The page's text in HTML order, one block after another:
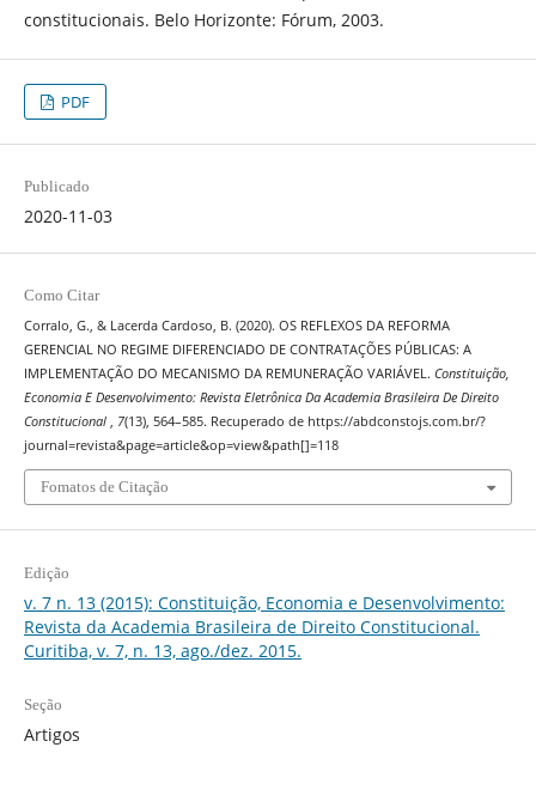
constitucionais. Belo Horizonte: Fórum, 2003.
PDF
Publicado
2020-11-03
Como Citar
Corralo, G., & Lacerda Cardoso, B. (2020). OS REFLEXOS DA REFORMA
GERENCIAL NO REGIME DIFERENCIADO DE CONTRATAÇÕES PÚBLICAS: A
IMPLEMENTAÇÃO DO MECANISMO DA REMUNERAÇÃO VARIÁVEL. Constituição,
Economia E Desenvolvimento: Revista Eletrônica Da Academia Brasileira De Direito
Constitucional , 7(13), 564–585. Recuperado de https://abdconstojs.com.br/?
journal=revista&page=article&op=view&path[]=118
Fomatos de Citação
Edição
v. 7 n. 13 (2015): Constituição, Economia e Desenvolvimento:
Revista da Academia Brasileira de Direito Constitucional.
Curitiba, v. 7, n. 13, ago./dez. 2015.
Seção
Artigos